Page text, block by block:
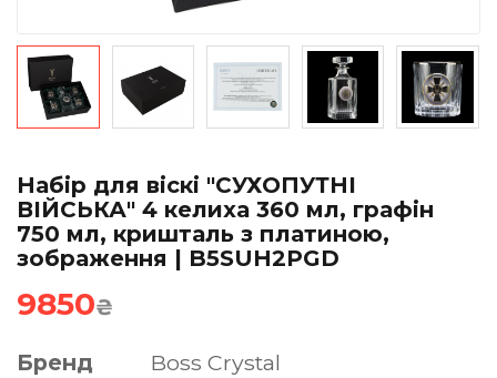
Набір для віскі "СУХОПУТНІ
ВІЙСЬКА" 4 келиха 360 мл, графін
750 мл, кришталь з платиною,
зображення | B5SUH2PGD
9850₴
Бренд
Boss Crystal